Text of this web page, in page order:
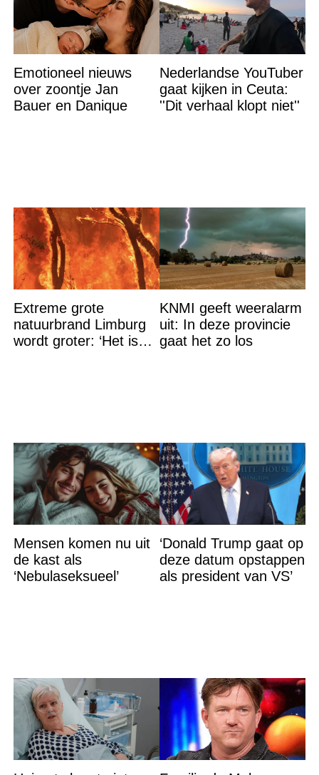
Emotioneel nieuws
over zoontje Jan
Bauer en Danique
Nederlandse YouTuber
gaat kijken in Ceuta:
''Dit verhaal klopt niet''
Extreme grote
natuurbrand Limburg
wordt groter: ‘Het is
KNMI geeft weeralarm
uit: In deze provincie
gaat het zo los
Mensen komen nu uit
de kast als
‘Nebulaseksueel’
‘Donald Trump gaat op
deze datum opstappen
als president van VS’